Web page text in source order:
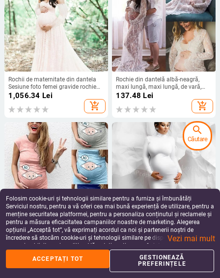
Rochii de maternitate din dantela
Sesiune foto femei gravide rochie
de baby shower cu trena rochie
maxi rochie de sarcina accesorii
fotografice
1,056.34 Lei
add_shopping_cart
Rochie din dantelă albă-neagră,
maxi lungă, maxi lungă, de vară,
rochie de dantelă pentru gravide,
rochie de fotografie, accesoriu,
rochie transparentă
137.48 Lei
add_shopping_cart
Draguta Rochie De Maternitate
Rochie Lejera Lejera Femei Haine De
Maternitate Rochie De Maternitate
Marime Plus Femei Insarcinate
120.84Lei
add_shopping_cart
Rochii de maternitate cu mâneci
lungi pentru ședință foto rochie
midi cu bluză plisată, fotografie de
petrecere pentru femei, haine de duș
pentru copii însărcinate
131.24Lei
add_shopping_cart
Folosim cookie-uri și tehnologii similare pentru a furniza și îmbunătăți
Serviciul nostru, pentru a vă oferi cea mai bună experiență de utilizare, pentru a
menține securitatea platformei, pentru a personaliza conținutul și reclamele și
pentru a măsura eficacitatea campaniilor noastre de marketing. Alegerea
opțiunii „Acceptă tot”, vă exprimați acordul ca noi și partenerii noștri de
încredere să stocăm cookie-uri și tehnologii similare pe dispozitivul dvs. în
scopuri publicitare și analitice. Vă puteți gestiona preferințele în orice moment
făcând clic pe „Gestionează preferințele”. Pentru mai multe informații, vă
rugăm să consultațiPolitica noastră de confidențialitate.
Vezi mai mult
ACCEPTAȚI TOT
GESTIONEAZĂ
PREFERINȚELE
search
Căutare